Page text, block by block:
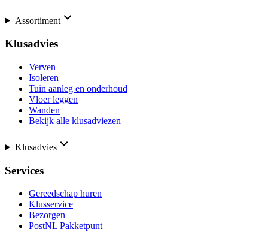
Assortiment
Klusadvies
Verven
Isoleren
Tuin aanleg en onderhoud
Vloer leggen
Wanden
Bekijk alle klusadviezen
Klusadvies
Services
Gereedschap huren
Klusservice
Bezorgen
PostNL Pakketpunt